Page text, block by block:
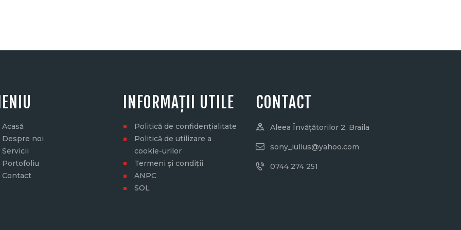
Acasă
Despre noi
Servicii
Portofoliu
Contact
INFORMAȚII UTILE
Politică de confidențialitate
Politică de utilizare a
cookie-urilor
Termeni și condiții
ANPC
SOL
CONTACT
Aleea Învățătorilor 2, Braila
sony_iulius@yahoo.com
0744 274 251